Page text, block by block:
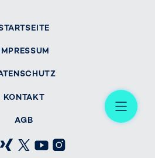
KONTAKT
AGB
LinkedIn
Xing X